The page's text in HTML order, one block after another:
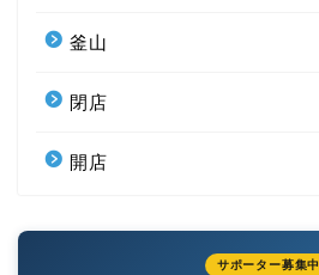
釜山
閉店
開店
サポーター募集中